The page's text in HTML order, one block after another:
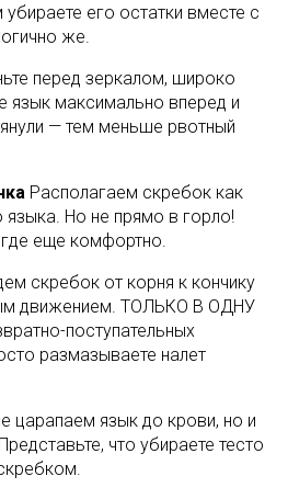
его остатки вместе с
же.
перед зеркалом, широко
язык максимально вперед и
— тем меньше рвотный
Располагаем скребок как
Но не прямо в горло!
где еще комфортно.
скребок от корня к кончику
движением. ТОЛЬКО В ОДНУ
поступательных
размазываете налет
царапаем язык до крови, но и
что убираете тесто